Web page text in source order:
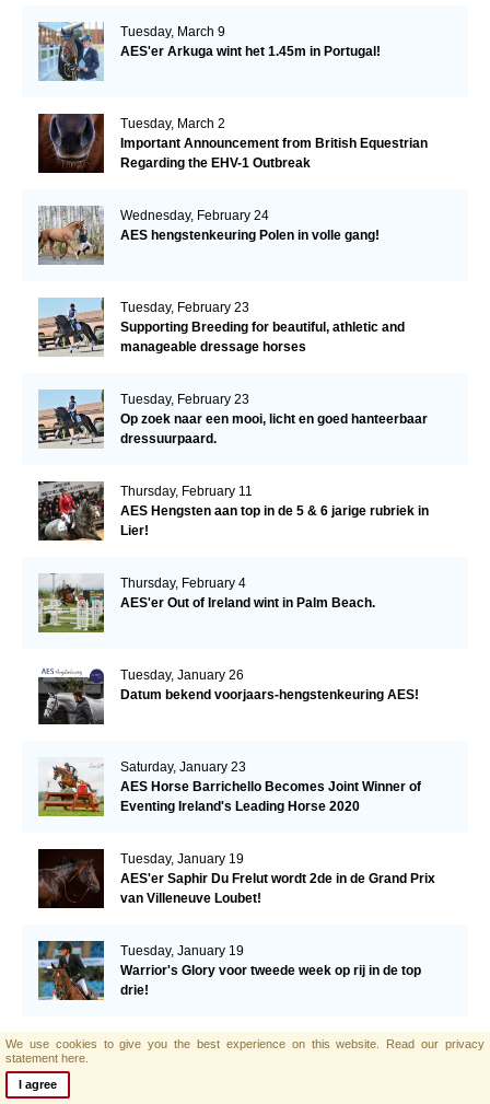
Tuesday, March 9
AES'er Arkuga wint het 1.45m in Portugal!
Tuesday, March 2
Important Announcement from British Equestrian
Regarding the EHV-1 Outbreak
Wednesday, February 24
AES hengstenkeuring Polen in volle gang!
Tuesday, February 23
Supporting Breeding for beautiful, athletic and
manageable dressage horses
Tuesday, February 23
Op zoek naar een mooi, licht en goed hanteerbaar
dressuurpaard.
Thursday, February 11
AES Hengsten aan top in de 5 & 6 jarige rubriek in
Lier!
Thursday, February 4
AES'er Out of Ireland wint in Palm Beach.
Tuesday, January 26
Datum bekend voorjaars-hengstenkeuring AES!
Saturday, January 23
AES Horse Barrichello Becomes Joint Winner of
Eventing Ireland's Leading Horse 2020
Tuesday, January 19
AES'er Saphir Du Frelut wordt 2de in de Grand Prix
van Villeneuve Loubet!
Tuesday, January 19
Warrior's Glory voor tweede week op rij in de top
drie!
Tuesday, January 12
We use cookies to give you the best experience on this website. Read our privacy
statement here.
I agree